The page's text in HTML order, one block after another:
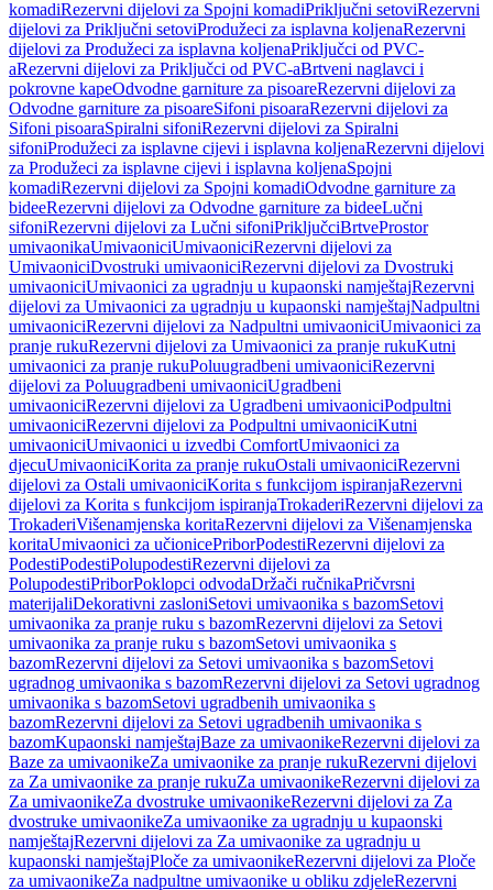
komadiRezervni dijelovi za Spojni komadiPriključni setoviRezervni
dijelovi za Priključni setoviProdužeci za isplavna koljenaRezervni
dijelovi za Produžeci za isplavna koljenaPriključci od PVC-
aRezervni dijelovi za Priključci od PVC-aBrtveni naglavci i
pokrovne kapeOdvodne garniture za pisoareRezervni dijelovi za
Odvodne garniture za pisoareSifoni pisoaraRezervni dijelovi za
Sifoni pisoaraSpiralni sifoniRezervni dijelovi za Spiralni
sifoniProdužeci za isplavne cijevi i isplavna koljenaRezervni dijelovi
za Produžeci za isplavne cijevi i isplavna koljenaSpojni
komadiRezervni dijelovi za Spojni komadiOdvodne garniture za
bideeRezervni dijelovi za Odvodne garniture za bideeLučni
sifoniRezervni dijelovi za Lučni sifoniPriključciBrtveProstor
umivaonikaUmivaoniciUmivaoniciRezervni dijelovi za
UmivaoniciDvostruki umivaoniciRezervni dijelovi za Dvostruki
umivaoniciUmivaonici za ugradnju u kupaonski namještajRezervni
dijelovi za Umivaonici za ugradnju u kupaonski namještajNadpultni
umivaoniciRezervni dijelovi za Nadpultni umivaoniciUmivaonici za
pranje rukuRezervni dijelovi za Umivaonici za pranje rukuKutni
umivaonici za pranje rukuPoluugradbeni umivaoniciRezervni
dijelovi za Poluugradbeni umivaoniciUgradbeni
umivaoniciRezervni dijelovi za Ugradbeni umivaoniciPodpultni
umivaoniciRezervni dijelovi za Podpultni umivaoniciKutni
umivaoniciUmivaonici u izvedbi ComfortUmivaonici za
djecuUmivaoniciKorita za pranje rukuOstali umivaoniciRezervni
dijelovi za Ostali umivaoniciKorita s funkcijom ispiranjaRezervni
dijelovi za Korita s funkcijom ispiranjaTrokaderiRezervni dijelovi za
TrokaderiVišenamjenska koritaRezervni dijelovi za Višenamjenska
koritaUmivaonici za učionicePriborPodestiRezervni dijelovi za
PodestiPodestiPolupodestiRezervni dijelovi za
PolupodestiPriborPoklopci odvodaDržači ručnikaPričvrsni
materijaliDekorativni zasloniSetovi umivaonika s bazomSetovi
umivaonika za pranje ruku s bazomRezervni dijelovi za Setovi
umivaonika za pranje ruku s bazomSetovi umivaonika s
bazomRezervni dijelovi za Setovi umivaonika s bazomSetovi
ugradnog umivaonika s bazomRezervni dijelovi za Setovi ugradnog
umivaonika s bazomSetovi ugradbenih umivaonika s
bazomRezervni dijelovi za Setovi ugradbenih umivaonika s
bazomKupaonski namještajBaze za umivaonikeRezervni dijelovi za
Baze za umivaonikeZa umivaonike za pranje rukuRezervni dijelovi
za Za umivaonike za pranje rukuZa umivaonikeRezervni dijelovi za
Za umivaonikeZa dvostruke umivaonikeRezervni dijelovi za Za
dvostruke umivaonikeZa umivaonike za ugradnju u kupaonski
namještajRezervni dijelovi za Za umivaonike za ugradnju u
kupaonski namještajPloče za umivaonikeRezervni dijelovi za Ploče
za umivaonikeZa nadpultne umivaonike u obliku zdjeleRezervni